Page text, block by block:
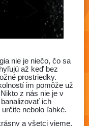
nie je niečo, čo sa
až keď bez
prostriedky.
im pomôže už
z nás nie je v
ich
nebolo ľahké.
a všetci vieme,